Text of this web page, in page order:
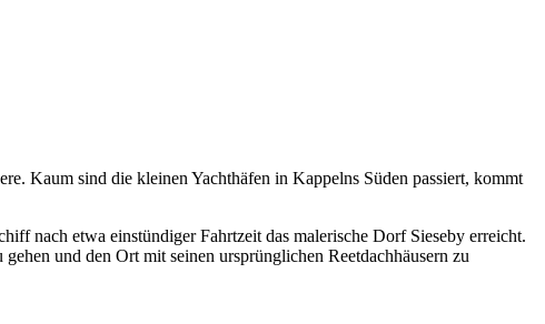
Kaum sind die kleinen Yachthäfen in Kappelns Süden passiert, kommt
nach etwa einstündiger Fahrtzeit das malerische Dorf Sieseby erreicht.
und den Ort mit seinen ursprünglichen Reetdachhäusern zu